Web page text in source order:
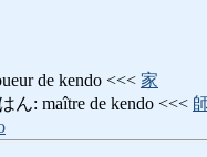
de kendo <<< 家
ん: maître de kendo <<<